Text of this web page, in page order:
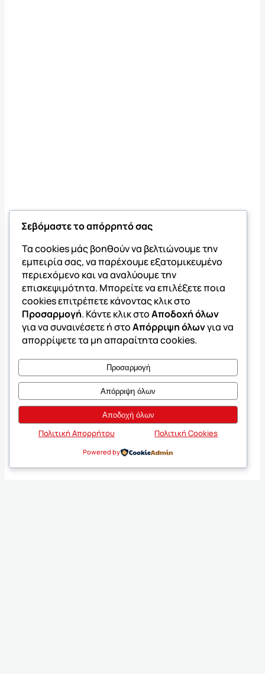
Σεβόμαστε το απόρρητό σας
Τα cookies μάς βοηθούν να βελτιώνουμε την
εμπειρία σας, να παρέχουμε εξατομικευμένο
περιεχόμενο και να αναλύουμε την
επισκεψιμότητα. Μπορείτε να επιλέξετε ποια
cookies επιτρέπετε κάνοντας κλικ στο
Προσαρμογή. Κάντε κλικ στοΑποδοχή όλων
για να συναινέσετε ή στοΑπόρριψη όλωνγια να
απορρίψετε τα μη απαραίτητα cookies.
Προσαρμογή
Απόρριψη όλων
Αποδοχή όλων
Πολιτική Απορρήτου Πολιτική Cookies
Powered by